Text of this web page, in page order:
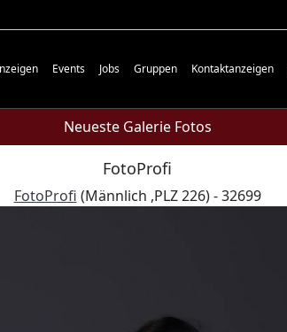
Events Jobs Gruppen Kontaktanzeigen
Neueste Galerie Fotos
FotoProfi
FotoProfi (Männlich ,PLZ 226) - 32699